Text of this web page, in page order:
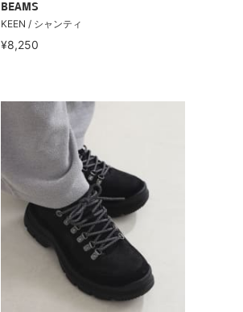
BEAMS
KEEN / シャンティ
¥8,250